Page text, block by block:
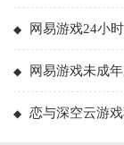
网易游戏24小
网易游戏未成
恋与深空云游